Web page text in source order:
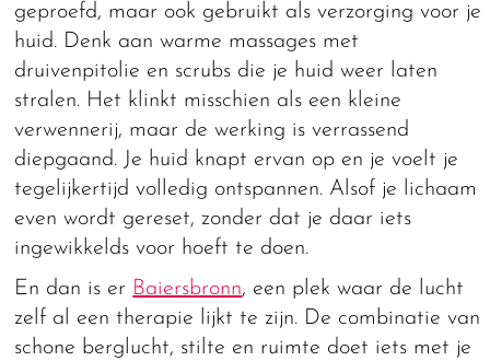
geproefd, maar ook gebruikt als verzorging voor je
huid. Denk aan warme massages met
druivenpitolie en scrubs die je huid weer laten
stralen. Het klinkt misschien als een kleine
verwennerij, maar de werking is verrassend
diepgaand. Je huid knapt ervan op en je voelt je
tegelijkertijd volledig ontspannen. Alsof je lichaam
even wordt gereset, zonder dat je daar iets
ingewikkelds voor hoeft te doen.
En dan is er Baiersbronn, een plek waar de lucht
zelf al een therapie lijkt te zijn. De combinatie van
schone berglucht, stilte en ruimte doet iets met je